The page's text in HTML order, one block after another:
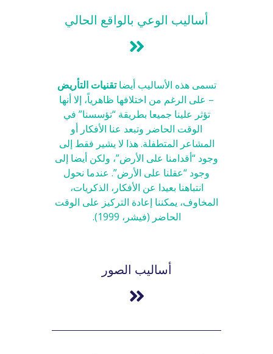
أساليب الوعي بالواقع الحالي
تسمى هذه الأساليب أيضاتقنيات التأريض
– على الرغم من اختلافها ظاهرياً، إلا أنها
تؤثر علينا جميعا بطريقة “تؤسسنا” في
الوقت الحاضر وتبعد عنا الأفكار أو
المشاعر المتطفلة. هذا لا يشير فقط إلى
وجود “أقدامنا على الأرض”، ولكن أيضا إلى
وجود “عقلنا على الأرض”. عندما نحول
انتباهنا بعيدا عن الأفكار، الذكريات،
المخاوف، يمكننا إعادة التركيز على الوقت
الحاضر (فيشر، 1999).
أساليب الصور